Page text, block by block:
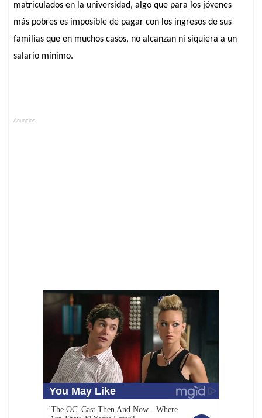
matriculados en la universidad, algo que para los jóvenes
más pobres es imposible de pagar con los ingresos de sus
familias que en muchos casos, no alcanzan ni siquiera a un
salario mínimo.
Anuncios.